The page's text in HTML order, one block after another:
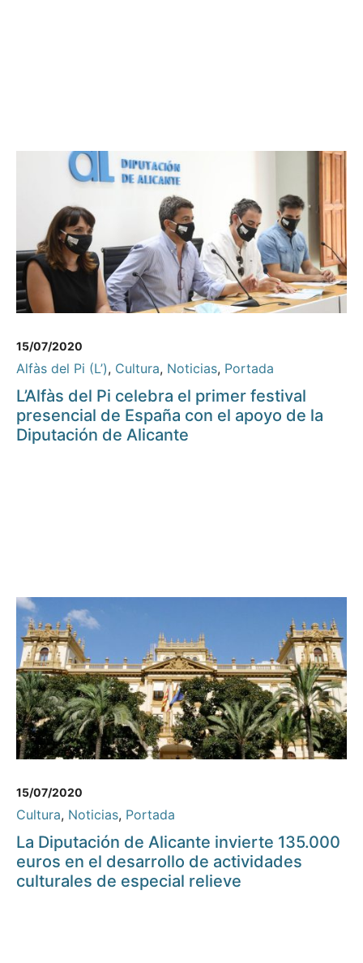
15/07/2020
Alfàs del Pi (L’), Cultura, Noticias, Portada
L’Alfàs del Pi celebra el primer festival
presencial de España con el apoyo de la
Diputación de Alicante
15/07/2020
Cultura, Noticias, Portada
La Diputación de Alicante invierte 135.000
euros en el desarrollo de actividades
culturales de especial relieve